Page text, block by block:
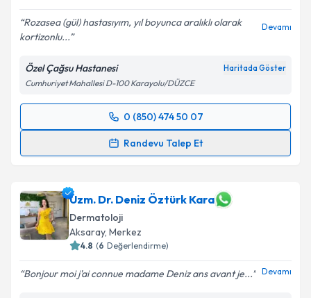
Rozasea (gül) hastasıyım, yıl boyunca aralıklı olarak
kortizonlu...
Devamı
Özel Çağsu Hastanesi Haritada Göster
Cumhuriyet Mahallesi D-100 Karayolu/DÜZCE
0 (850) 474 50 07
Randevu Talep Et
Randevu Takvimi Talebi
takvim hazırlandığında e-posta ile bilgilendireceğiz.
E-posta Adresiniz
Uzm. Dr. Deniz Öztürk Kara
Dermatoloji
Aksaray, Merkez
4.8 (6 Değerlendirme)
Bonjour moi j'ai connue madame Deniz ans avant je... Devamı